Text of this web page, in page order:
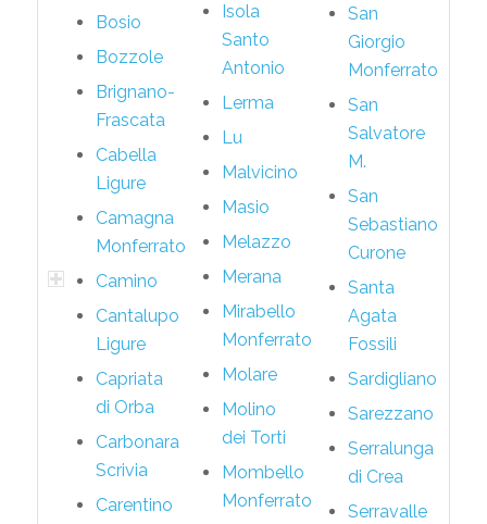
Bosio
Bozzole
Brignano-
Frascata
Cabella
Ligure
Camagna
Monferrato
Camino
Cantalupo
Ligure
Capriata
di Orba
Carbonara
Scrivia
Carentino
Isola
Santo
Antonio
Lerma
Lu
Malvicino
Masio
Melazzo
Merana
Mirabello
Monferrato
Molare
Molino
dei Torti
Mombello
Monferrato
San
Giorgio
Monferrato
San
Salvatore
M.
San
Sebastiano
Curone
Santa
Agata
Fossili
Sardigliano
Sarezzano
Serralunga
di Crea
Serravalle